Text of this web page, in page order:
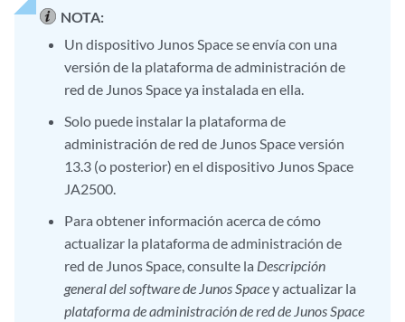
NOTA:
Un dispositivo Junos Space se envía con una
versión de la plataforma de administración de
red de Junos Space ya instalada en ella.
Solo puede instalar la plataforma de
administración de red de Junos Space versión
13.3 (o posterior) en el dispositivo Junos Space
JA2500.
Para obtener información acerca de cómo
actualizar la plataforma de administración de
red de Junos Space, consulte la Descripción
general del software de Junos Spacey actualizar la
plataforma de administración de red de Junos Space